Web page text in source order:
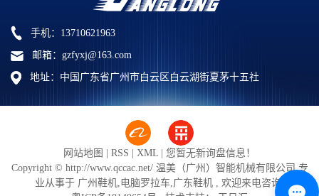
手机：13710621963
邮箱：gzfyxj@163.com
地址：中国广东省广州市白云区白云湖街夏茅十五社
网站地图 RSS XML
您暂无新询盘信息！
Copyright © http://www.qccac.net/ 温美（广州）智能机械有限公司 专
业从事于 广州鞋机,电脑罗拉车,广东鞋机, 欢迎来电咨询!